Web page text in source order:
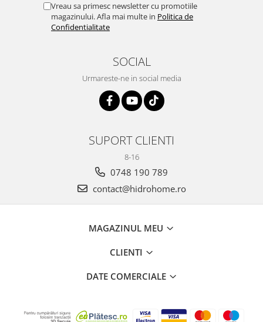
Vreau sa primesc newsletter cu promotiile
magazinului. Afla mai multe in Politica de
Confidentialitate
SOCIAL
Urmareste-ne in social media
SUPORT CLIENTI
8-16
0748 190 789
contact@hidrohome.ro
MAGAZINUL MEU
CLIENTI
DATE COMERCIALE